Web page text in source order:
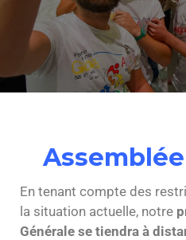
Mentions Légales
En tenant compte des
la situation actuelle, notre
Générale se tiendra à